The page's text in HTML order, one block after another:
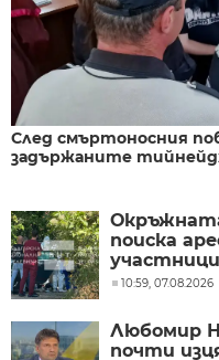
След смъртоносния
задържаните
поиска
10:59, 07.08.2026
Любомир
почти